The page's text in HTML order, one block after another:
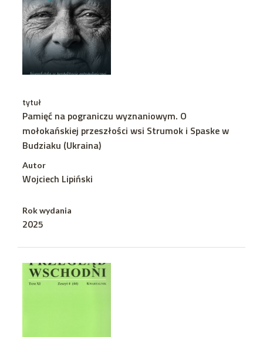
tytuł
Pamięć na pograniczu wyznaniowym. O
mołokańskiej przeszłości wsi Strumok i Spaske w
Budziaku (Ukraina)
Autor
Wojciech Lipiński
Rok wydania
2025